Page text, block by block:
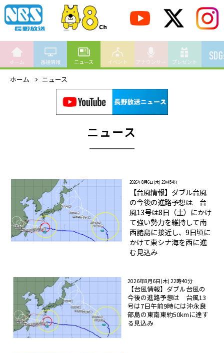
ホーム 番組情報 ニュース イベント アナウンサー プレゼント
ホーム ニュース
ニュース
2026年8月6日(木) 23時54分
【台風情報】ダブル台風
の今後の進路予想は 台
風13号は8日（土）にかけ
て強い勢力を維持して南
西諸島に接近し、9日頃に
かけて東シナ海を西に進
む見込み
2026年8月6日(木) 22時40分
【台風情報】ダブル台風の
今後の進路予想は 台風13
号は7日午前9時には沖永良
部島の東南東約50kmに達す
る見込み